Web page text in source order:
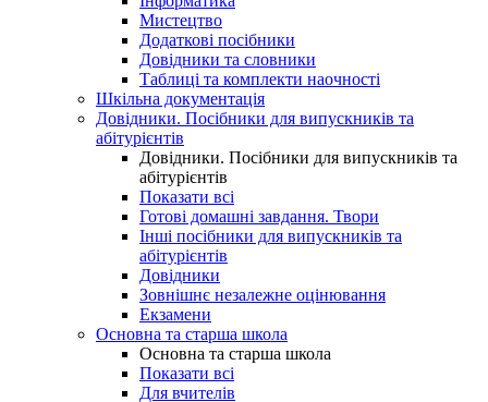
Мистецтво
Додаткові посібники
Довідники та словники
Таблиці та комплекти наочності
Шкільна документація
Довідники. Посібники для випускників та
абітурієнтів
Довідники. Посібники для випускників та
абітурієнтів
Показати всі
Готові домашні завдання. Твори
Інші посібники для випускників та
абітурієнтів
Довідники
Зовнішнє незалежне оцінювання
Екзамени
Основна та старша школа
Основна та старша школа
Показати всі
Для вчителів